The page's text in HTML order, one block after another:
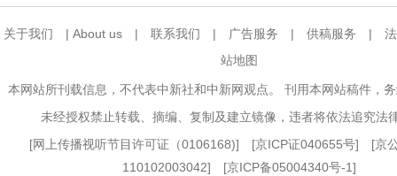
关于我们 | About us | 联系我们 | 广告服务 | 供稿服务 |
站地图
本网站所刊载信息，不代表中新社和中新网观点。 刊用本网站稿件，
未经授权禁止转载、摘编、复制及建立镜像，违者将依法追究法
[网上传播视听节目许可证（0106168)] [京ICP证040655号] [京
110102003042] [京ICP备05004340号-1]